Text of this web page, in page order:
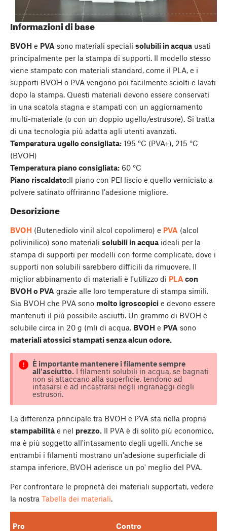
Informazioni di base
BVOH e PVA sono materiali speciali solubili in acqua usati
principalmente per la stampa di supporti. Il modello stesso
viene stampato con materiali standard, come il PLA, e i
supporti BVOH o PVA vengono poi facilmente sciolti e lavati
dopo la stampa. Questi materiali devono essere conservati
in una scatola stagna e stampati con un aggiornamento
multi-materiale (o con un doppio ugello/estrusore). Si tratta
di una tecnologia più adatta agli utenti avanzati.
Temperatura ugello consigliata: 195 °C (PVA+), 215 °C
(BVOH)
Temperatura piano consigliata: 60 °C
Piano riscaldato:Il piano con PEI liscio e quello verniciato a
polvere satinato offriranno l'adesione migliore.
Descrizione
BVOH (Butenediolo vinil alcol copolimero) e PVA (alcol
polivinilico) sono materiali solubili in acqua ideali per la
stampa di supporti per modelli con forme complicate, dove i
supporti non solubili sarebbero difficili da rimuovere. Il
miglior abbinamento di materiali è l'utilizzo di PLA con
BVOH o PVA grazie alle loro temperature di stampa simili.
Sia BVOH che PVA sono molto igroscopici e devono essere
mantenuti il più possibile asciutti. Un grammo di BVOH è
solubile circa in 20 g (ml) di acqua. BVOH e PVA sono
materialiatossicistampati senza alcun odore.
È importante mantenere i filamente sempre
all'asciutto. I filamenti solubili in acqua, se bagnati
non si attaccano alla superficie, tendono ad
intasarsi e ad incastrarsi negli ingranaggi degli
estrusori.
La differenza principale tra BVOH e PVA sta nella propria
stampabilità e nel prezzo. Il PVA è di solito più economico,
ma è più soggetto all'intasamento degli ugelli. Anche se
entrambi i filamenti mostrano un'adesione superficiale di
stampa inferiore, BVOH aderisce un po' meglio del PVA.
Per confrontare le proprietà dei materiali supportati, vedere
la nostra Tabella dei materiali
Pro Contro